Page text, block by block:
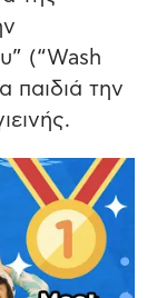
(“Wash
παιδιά την